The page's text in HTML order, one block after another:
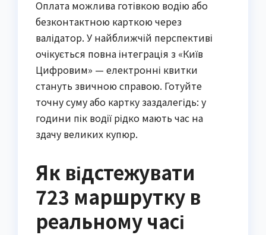
Оплата можлива готівкою водію або
безконтактною карткою через
валідатор. У найближчій перспективі
очікується повна інтеграція з «Київ
Цифровим» — електронні квитки
стануть звичною справою. Готуйте
точну суму або картку заздалегідь: у
години пік водії рідко мають час на
здачу великих купюр.
Як відстежувати
723 маршрутку в
реальному часі